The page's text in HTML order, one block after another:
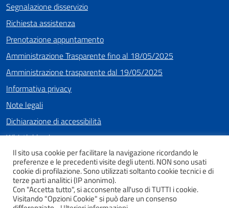
Segnalazione disservizio
Richiesta assistenza
Prenotazione appuntamento
Amministrazione Trasparente fino al 18/05/2025
Amministrazione trasparente dal 19/05/2025
Informativa privacy
Note legali
Dichiarazione di accessibilità
Whistleblowing
SEGUICI SU
FacebookInstagramYoutube
Il sito usa cookie per facilitare la navigazione ricordando le
preferenze e le precedenti visite degli utenti. NON sono usati
cookie di profilazione. Sono utilizzati soltanto cookie tecnici e di
terze parti analitici (IP anonimo).
Con "Accetta tutto", si acconsente all'uso di TUTTI i cookie.
Visitando "Opzioni Cookie" si può dare un consenso